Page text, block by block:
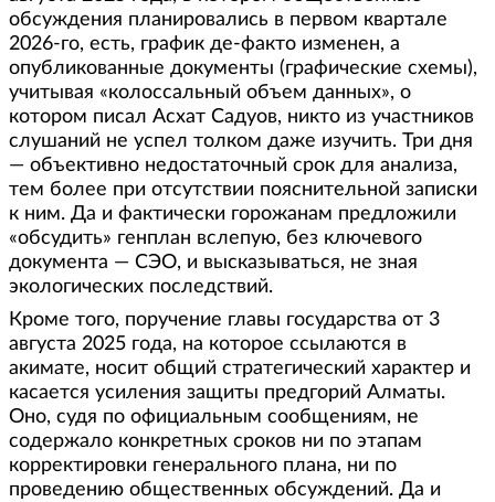
обсуждения планировались в первом квартале
2026-го, есть, график де-факто изменен, а
опубликованные документы (графические схемы),
учитывая «колоссальный объем данных», о
котором писал Асхат Садуов, никто из участников
слушаний не успел толком даже изучить. Три дня
— объективно недостаточный срок для анализа,
тем более при отсутствии пояснительной записки
к ним. Да и фактически горожанам предложили
«обсудить» генплан вслепую, без ключевого
документа — СЭО, и высказываться, не зная
экологических последствий.
Кроме того, поручение главы государства от 3
августа 2025 года, на которое ссылаются в
акимате, носит общий стратегический характер и
касается усиления защиты предгорий Алматы.
Оно, судя по официальным сообщениям, не
содержало конкретных сроков ни по этапам
корректировки генерального плана, ни по
проведению общественных обсуждений. Да и